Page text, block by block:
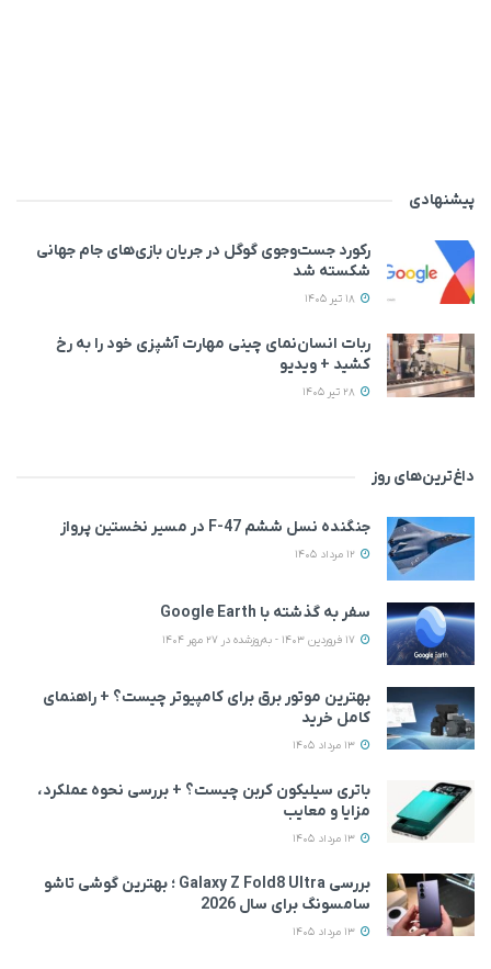
پیشنهادی
رکورد جست‌وجوی گوگل در جریان بازی‌های جام جهانی
شکسته شد
ربات انسان‌نمای چینی مهارت آشپزی خود را به رخ
کشید + ویدیو
داغ‌ترین‌های روز
جنگنده نسل ششم F-47 در مسیر نخستین پرواز
سفر به گذشته با Google Earth
بهترین موتور برق برای کامپیوتر چیست؟ + راهنمای
کامل خرید
باتری سیلیکون کربن چیست؟ + بررسی نحوه عملکرد،
مزایا و معایب
بررسی Galaxy Z Fold8 Ultra ؛ بهترین گوشی تاشو
سامسونگ برای سال 2026